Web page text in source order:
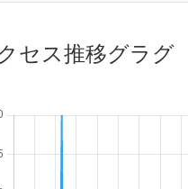
セス推移グラグ